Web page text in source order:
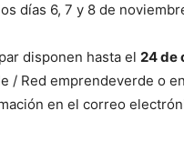
días 6, 7 y 8 de
disponen hasta el 24 de
/ Red emprendeverde o
en el correo